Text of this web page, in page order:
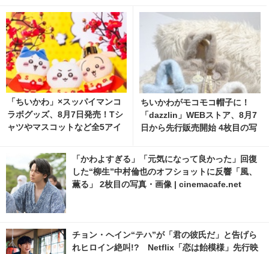
「ちいかわ」×スッパイマンコ
ラボグッズ、8月7日発売！Tシ
ャツやマスコットなど全5アイ
macafe.net
ちいかわがモコモコ帽子に！
「dazzlin」WEBストア、8月7
日から先行販売開始 4枚目の写
「かわよすぎる」「元気になって良かった」回復
した“柳生”中村倫也のオフショットに反響「風、
薫る」 2枚目の写真・画像 | cinemacafe.net
チョン・ヘイン“テハ”が「君の彼氏だ」と告げら
れヒロイン絶叫!? Netflix「恋は飴模様」先行映